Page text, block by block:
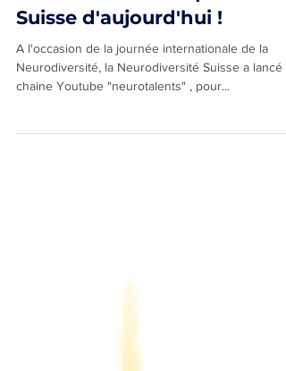
Ces neurotalents qui font la
Suisse d'aujourd'hui !
A l'occasion de la journée internationale de la